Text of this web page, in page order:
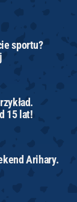
sportu?
15 lat!
Arihary.